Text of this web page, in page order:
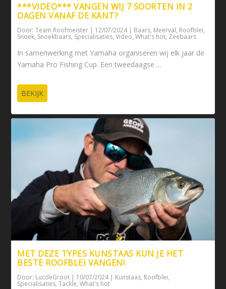
***VIDEO*** VANGEN WIJ 7 SOORTEN IN 2
DAGEN VANAF DE KANT?
Door:Team Roofmeister | 12/07/2024 | Baars, Meerval, Roofblei,
Snoek, Snoekbaars, Specialisaties,Video,What's hot, Zeebaars
In samenwerking met Yamaha organiseren wij elk jaar de
Yamaha Pro Fishing Cup. Een tweedaagse ...
BEKIJK
MET DEZE TYPES KUNSTAAS KUN JE HET
BESTE ROOFBLEI VANGEN!
Door: LucdeGroot | 10/07/2024 | Kunstaas, Roofblei,
Specialisaties,Tackle,What's hot